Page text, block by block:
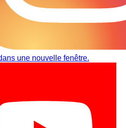
une nouvelle fenêtre.